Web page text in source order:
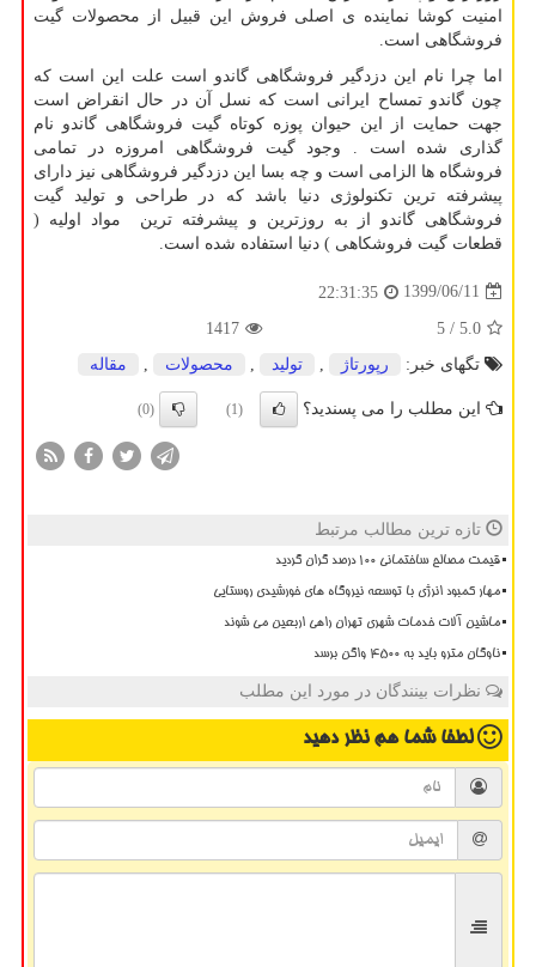
امنیت کوشا نماینده ی اصلی فروش این قبیل از محصولات گیت
فروشگاهی است.
اما چرا نام این دزدگیر فروشگاهی گاندو است علت این است که
چون گاندو تمساح ایرانی است که نسل آن در حال انقراض است
جهت حمایت از این حیوان پوزه کوتاه گیت فروشگاهی گاندو نام
گذاری شده است . وجود گیت فروشگاهی امروزه در تمامی
فروشگاه ها الزامی است و چه بسا این دزدگیر فروشگاهی نیز دارای
پیشرفته ترین تکنولوژی دنیا باشد که در طراحی و تولید گیت
فروشگاهی گاندو از به روزترین و پیشرفته ترین مواد اولیه (
قطعات گیت فروشکاهی ) دنیا استفاده شده است.
1399/06/11
22:31:35
5.0
/ 5
1417
تگهای خبر:
رپورتاژ تولید محصولات مقاله
این مطلب را می پسندید؟ (1)
(0)
تازه ترین مطالب مرتبط
قیمت مصالح ساختمانی ۱۰۰ درصد گران گردید
مهار کمبود انرژی با توسعه نیروگاه های خورشیدی روستایی
ماشین آلات خدمات شهری تهران راهی اربعین می شوند
ناوگان مترو باید به 4500 واگن برسد
نظرات بینندگان در مورد این مطلب
لطفا شما همنظر دهید